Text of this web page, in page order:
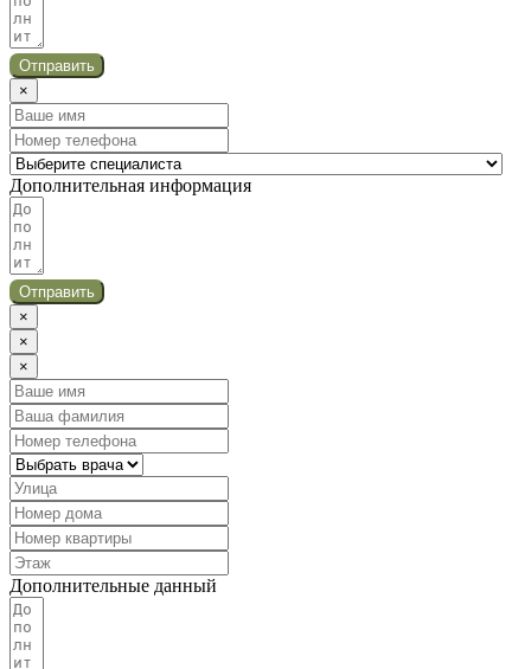
Отправить
×
Дополнительная информация
Отправить
×
×
×
Дополнительные данный